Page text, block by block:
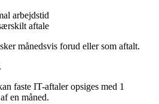
arbejdstid
aftale
månedsvis forud eller som aftalt.
faste IT-aftaler opsiges med 1
en måned.